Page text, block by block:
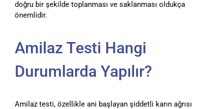
doğru bir şekilde toplanması ve saklanması oldukça
önemlidir.
Amilaz Testi Hangi
Durumlarda Yapılır?
Amilaz testi, özellikle ani başlayan şiddetli karın ağrısı